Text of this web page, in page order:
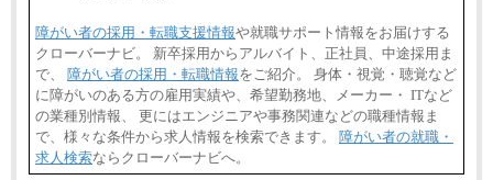
障がい者の採用・転職支援情報や就職サポート情報をお届けする
クローバーナビ。 新卒採用からアルバイト、正社員、中途採用ま
で、 障がい者の採用・転職情報をご紹介。 身体・視覚・聴覚など
に障がいのある方の雇用実績や、希望勤務地、メーカー・ ITなど
の業種別情報、 更にはエンジニアや事務関連などの職種情報ま
で、様々な条件から求人情報を検索できます。 障がい者の就職・
求人検索ならクローバーナビへ。